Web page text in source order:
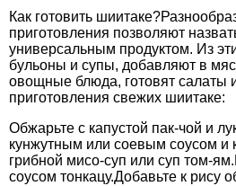
Как готовить
приготовления позволяют
универсальным продуктом. Из
бульоны и супы, добавляют в
овощные блюда, готовят салаты
приготовления свежих шиитаке:
Обжарьте с капустой пак-чой и
кунжутным или соевым соусом и
грибной мисо-суп или суп том-
соусом тонкацу.Добавьте к рису